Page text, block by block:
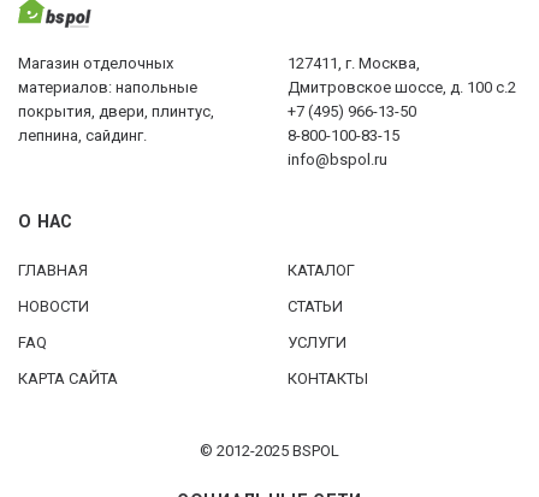
Магазин отделочных
материалов: напольные
покрытия, двери, плинтус,
лепнина, сайдинг.
127411, г. Москва,
Дмитровское шоссе, д. 100 с.2
+7 (495) 966-13-50
8-800-100-83-15
info@bspol.ru
О НАС
ГЛАВНАЯ
КАТАЛОГ
НОВОСТИ
СТАТЬИ
FAQ
УСЛУГИ
КАРТА САЙТА
КОНТАКТЫ
© 2012-2025 BSPOL